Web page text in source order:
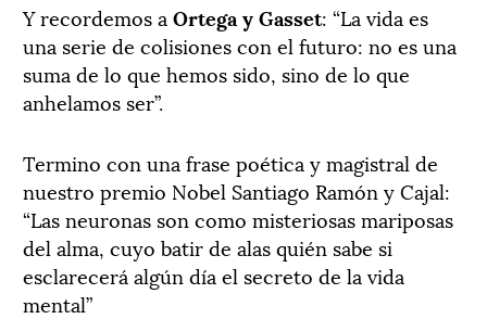
Y recordemos a Ortega y Gasset: “La vida es
una serie de colisiones con el futuro: no es una
suma de lo que hemos sido, sino de lo que
anhelamos ser”.
Termino con una frase poética y magistral de
nuestro premio Nobel Santiago Ramón y Cajal:
“Las neuronas son como misteriosas mariposas
del alma, cuyo batir de alas quién sabe si
esclarecerá algún día el secreto de la vida
mental”